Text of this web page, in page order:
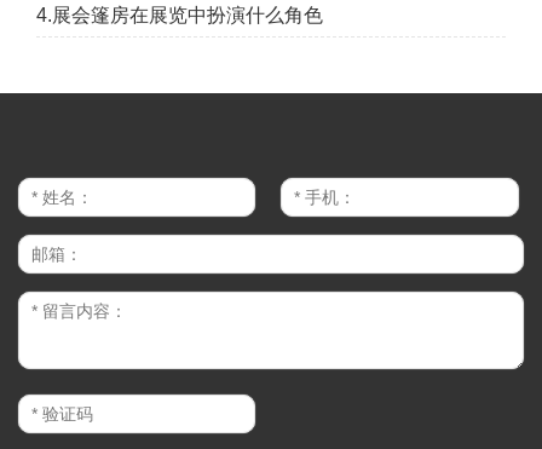
4.展会篷房在展览中扮演什么角色